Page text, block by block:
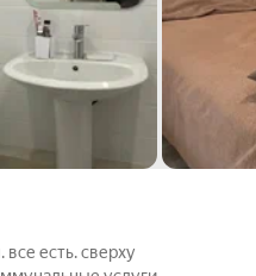
есть. сверху